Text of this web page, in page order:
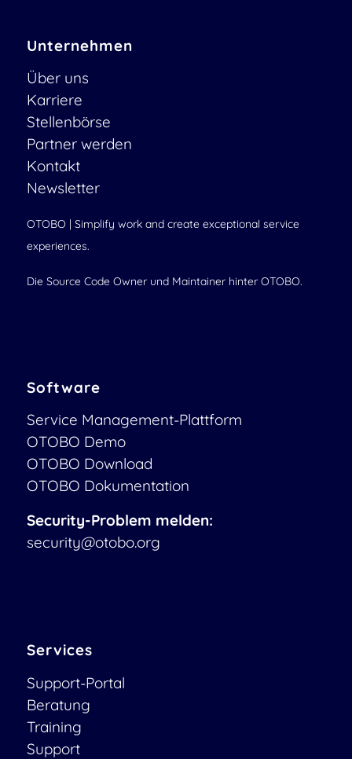
Unternehmen
Über uns
Karriere
Stellenbörse
Partner werden
Kontakt
Newsletter
OTOBO | Simplify work and create exceptional service
experiences.
Die Source Code Owner und Maintainer hinter OTOBO.
Software
Service Management-Plattform
OTOBO Demo
OTOBO Download
OTOBO Dokumentation
Security-Problem melden:
security@otobo.org
Services
Support-Portal
Beratung
Training
Support